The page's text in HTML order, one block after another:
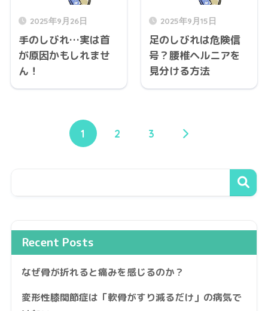
2025年9月26日
手のしびれ…実は首
が原因かもしれませ
ん！
2025年9月15日
足のしびれは危険信
号？腰椎ヘルニアを
見分ける方法
1 2 3
Recent Posts
なぜ骨が折れると痛みを感じるのか？
変形性膝関節症は「軟骨がすり減るだけ」の病気で